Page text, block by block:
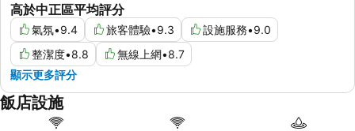
高於中正區平均評分
氣氛•9.4 旅客體驗•9.3 設施服務•9.0
整潔度•8.8 無線上網•8.7
顯示更多評分
飯店設施